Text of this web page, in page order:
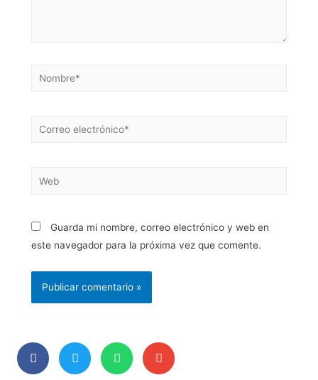
Guarda mi nombre, correo electrónico y web en
este navegador para la próxima vez que comente.